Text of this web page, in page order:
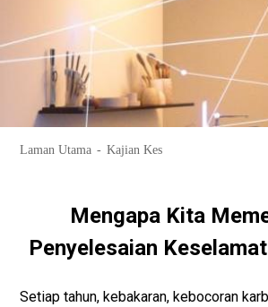
Laman Utama Kajian Kes
Mengapa Kita
Penyelesaian
Setiap tahun, kebakaran, kebocoran